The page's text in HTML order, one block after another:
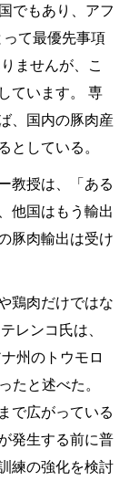
でもあり、アフ
て最優先事項
ませんが、こ
ています。 専
、国内の豚肉産
としている。
教授は、「ある
他国はもう輸出
豚肉輸出は受け
鶏肉だけではな
レンコ氏は、
州のトウモロ
たと述べた。
で広がっている
発生する前に普
練の強化を検討